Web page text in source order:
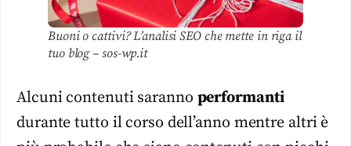
Buoni o cattivi? L’analisi SEO che mette in riga il
tuo blog – sos-wp.it
Alcuni contenuti saranno performanti
durante tutto il corso dell’anno mentre altri è